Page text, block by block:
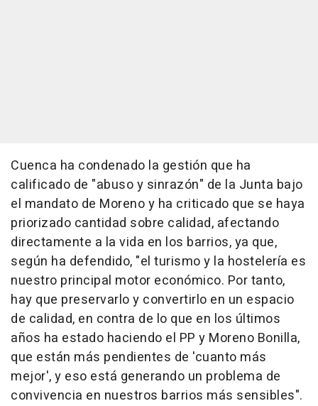
Cuenca ha condenado la gestión que ha
calificado de "abuso y sinrazón" de la Junta bajo
el mandato de Moreno y ha criticado que se haya
priorizado cantidad sobre calidad, afectando
directamente a la vida en los barrios, ya que,
según ha defendido, "el turismo y la hostelería es
nuestro principal motor económico. Por tanto,
hay que preservarlo y convertirlo en un espacio
de calidad, en contra de lo que en los últimos
años ha estado haciendo el PP y Moreno Bonilla,
que están más pendientes de 'cuanto más
mejor', y eso está generando un problema de
convivencia en nuestros barrios más sensibles".